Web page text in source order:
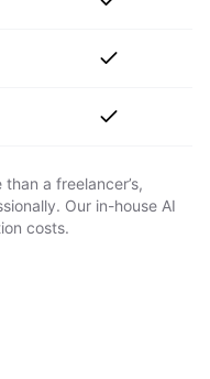
a freelancer’s,
Our in-house AI
costs.